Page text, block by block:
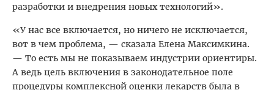
разработки и внедрения новых технологий».
«У нас все включается, но ничего не исключается,
вот в чем проблема, — сказала Елена Максимкина.
— То есть мы не показываем индустрии ориентиры.
А ведь цель включения в законодательное поле
процедуры комплексной оценки лекарств была в